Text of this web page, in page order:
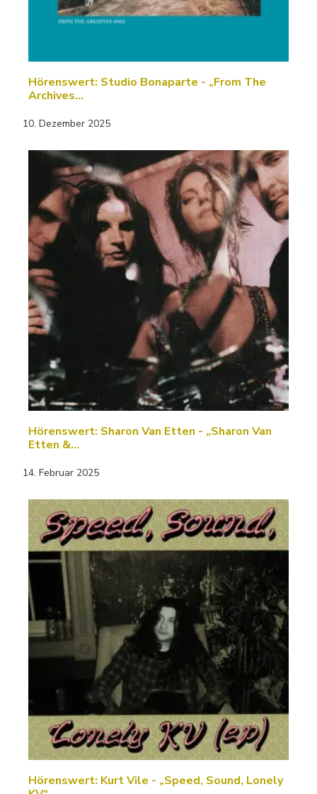
Hörenswert: Studio Bonaparte - „From The
Archives…
10. Dezember 2025
Hörenswert: Sharon Van Etten - „Sharon Van
Etten &…
14. Februar 2025
Hörenswert: Kurt Vile - „Speed, Sound, Lonely